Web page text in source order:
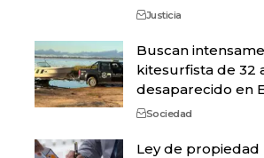
Justicia
Buscan
kitesurfista de 32
desaparecido en
Sociedad
Ley de propiedad